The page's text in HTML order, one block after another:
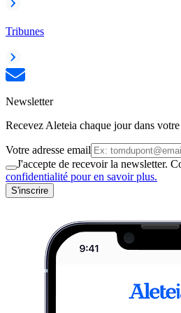
Tribunes
Newsletter
Recevez Aleteia chaque jour dans
Votre adresse email
J'accepte de recevoir la newsletter.
confidentialité pour en savoir plus.
S'inscrire